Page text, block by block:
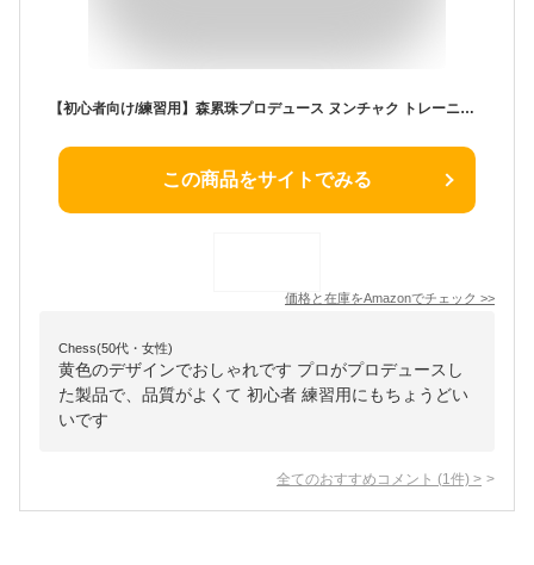
【初心者向け/練習用】森累珠プロデュース ヌンチャク トレーニング用/演武/カンフー/コスプレ (カラー：黄色)
この商品をサイトでみる
価格と在庫をAmazonでチェック >>
Chess(50代・女性)
黄色のデザインでおしゃれです プロがプロデュースし
た製品で、品質がよくて 初心者 練習用にもちょうどい
いです
全てのおすすめコメント (1 件) >